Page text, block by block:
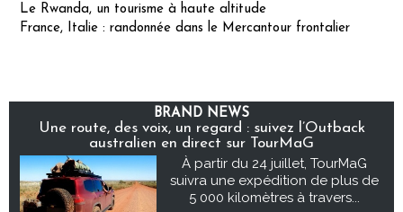
Le Rwanda, un tourisme à haute altitude
France, Italie : randonnée dans le Mercantour frontalier
BRAND NEWS
Une route, des voix, un regard : suivez l’Outback
australien en direct sur TourMaG
À partir du 24 juillet, TourMaG
suivra une expédition de plus de
5 000 kilomètres à travers...